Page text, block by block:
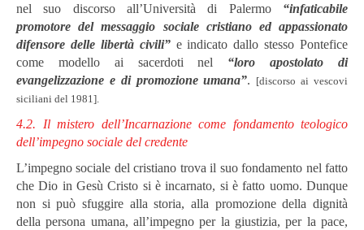
nel suo discorso all’Università di Palermo “infaticabile
promotore del messaggio sociale cristiano ed appassionato
difensore delle libertà civili”e indicato dallo stesso Pontefice
come modello ai sacerdoti nel “loro apostolato di
evangelizzazione e di promozione umana”. [discorso ai vescovi
siciliani del 1981].
4.2. Il mistero dell’Incarnazione come fondamento teologico
dell’impegno sociale del credente
L’impegno sociale del cristiano trova il suo fondamento nel fatto
che Dio in Gesù Cristo si è incarnato, si è fatto uomo. Dunque
non si può sfuggire alla storia, alla promozione della dignità
della persona umana, all’impegno per la giustizia, per la pace,